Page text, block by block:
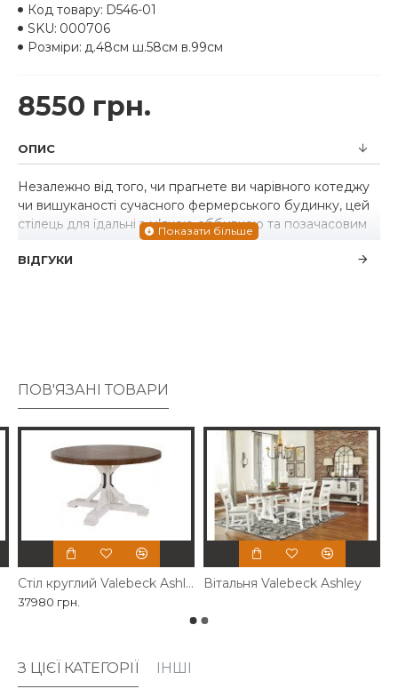
8550 грн.
Код товару: D546-01
SKU: 000706
Розміри: д.48см ш.58см в.99см
ОПИС
Незалежно від того, чи прагнете ви чарівного котеджу
чи вишуканості сучасного фермерського будинку, цей
стілець для їдальні з м’якою оббивкою та позачасовим
стилем у вигляді драбини – це те, що варто
насолодитися. Вінтажна біла обробка випромінює
ВІДГУКИ
ПОВ'ЯЗАНІ ТОВАРИ
Стіл круглий Valebeck Ashley
37980 грн.
Вітальня Valebeck Ashley
З ЦІЄЇ КАТЕГОРІЇ ІНШІ